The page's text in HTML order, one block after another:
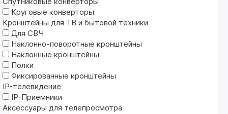
Круговые конверторы
Кронштейны для ТВ и бытовой техники
Для СВЧ
Наклонно-поворотные кронштейны
Наклонные кронштейны
Полки
Фиксированные кронштейны
IP-телевидение
IP-Приемники
Аксессуары для телепросмотра